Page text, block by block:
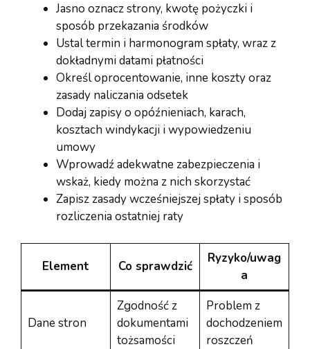
Jasno oznacz strony, kwotę pożyczki i
sposób przekazania środków
Ustal termin i harmonogram spłaty, wraz z
dokładnymi datami płatności
Określ oprocentowanie, inne koszty oraz
zasady naliczania odsetek
Dodaj zapisy o opóźnieniach, karach,
kosztach windykacji i wypowiedzeniu
umowy
Wprowadź adekwatne zabezpieczenia i
wskaż, kiedy można z nich skorzystać
Zapisz zasady wcześniejszej spłaty i sposób
rozliczenia ostatniej raty
Element Co sprawdzić
Ryzyko/uwag
a
Dane stron
Zgodność z
dokumentami
tożsamości
Problem z
dochodzeniem
roszczeń